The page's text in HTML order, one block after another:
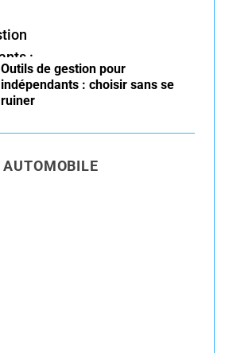
Outils de gestion pour
indépendants : choisir sans se
ruiner
AUTOMOBILE